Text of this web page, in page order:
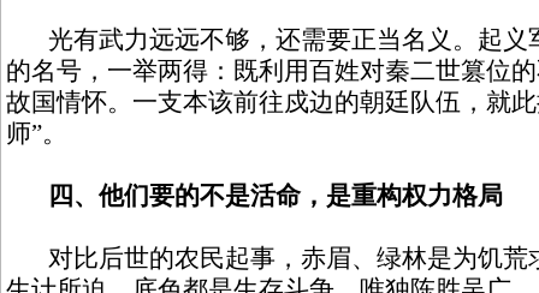
光有武力远远不够，还需要正当名义。起义
的名号，一举两得：既利用百姓对秦二世篡位
故国情怀。一支本该前往戍边的朝廷队伍，就
师”。
四、他们要的不是活命，是重构权力格局
对比后世的农民起事，赤眉、绿林是为饥荒